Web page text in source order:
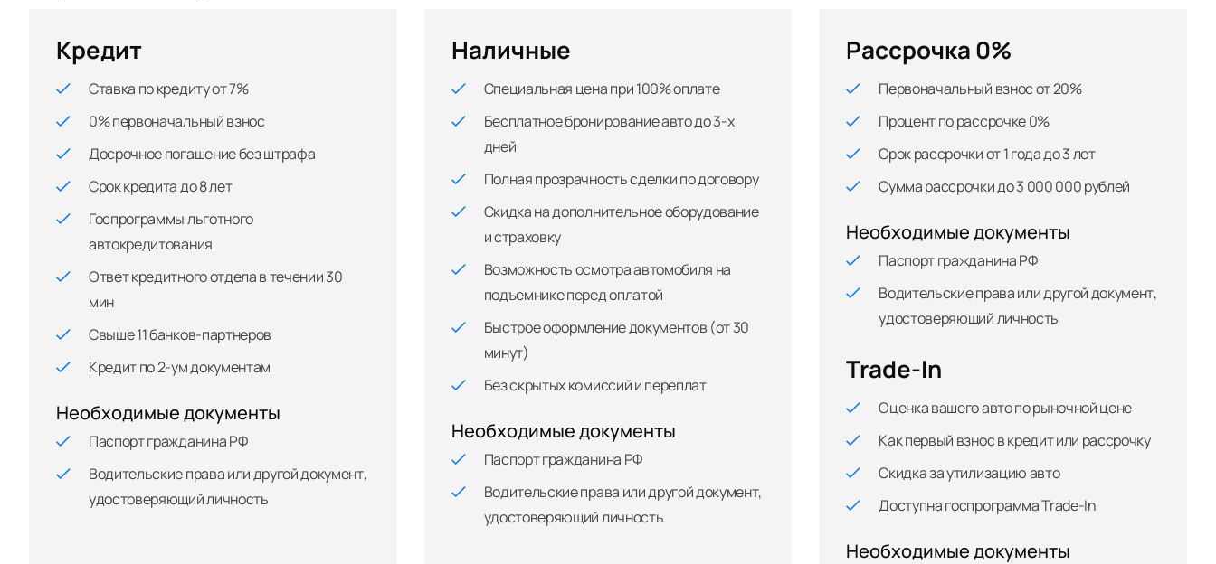
Кредит
Ставка по кредиту от 7%
0% первоначальный взнос
Досрочное погашение без штрафа
Срок кредита до 8 лет
Госпрограммы льготного
автокредитования
Ответ кредитного отдела в течении 30
мин
Свыше 11 банков-партнеров
Кредит по 2-ум документам
Необходимые документы
Паспорт гражданина РФ
Водительские права или другой документ,
удостоверяющий личность
Наличные
Специальная цена при 100% оплате
Бесплатное бронирование авто до 3-х
дней
Полная прозрачность сделки по договору
Скидка на дополнительное оборудование
и страховку
Возможность осмотра автомобиля на
подъемнике перед оплатой
Быстрое оформление документов (от 30
минут)
Без скрытых комиссий и переплат
Необходимые документы
Паспорт гражданина РФ
Водительские права или другой документ,
удостоверяющий личность
Рассрочка 0%
Первоначальный взнос от 20%
Процент по рассрочке 0%
Срок рассрочки от 1 года до 3 лет
Сумма рассрочки до 3 000 000 рублей
Необходимые документы
Паспорт гражданина РФ
Водительские права или другой документ,
удостоверяющий личность
Trade-In
Оценка вашего авто по рыночной цене
Как первый взнос в кредит или рассрочку
Скидка за утилизацию авто
Доступна госпрограмма Trade-In
Необходимые документы